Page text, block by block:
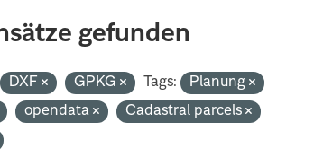
gefunden
DXF GPKG Tags:
Planung
opendata
Cadastral parcels